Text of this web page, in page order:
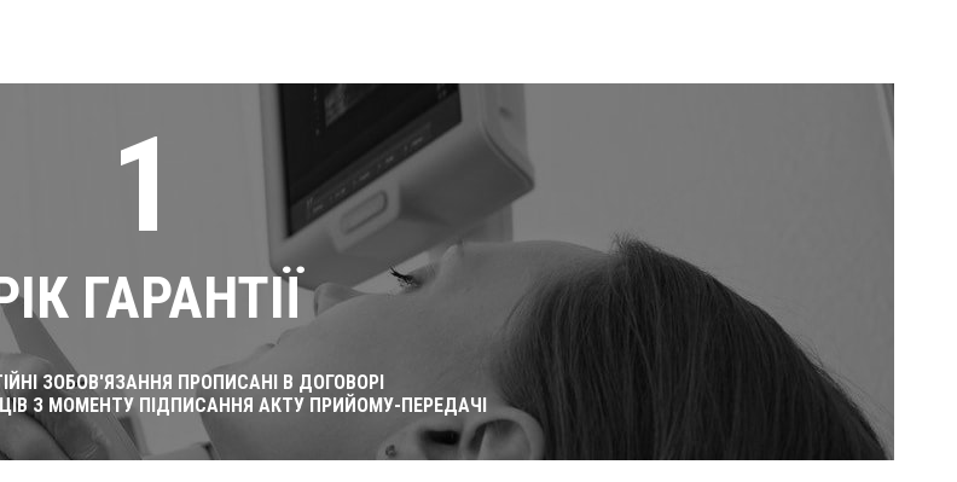
1
ГАРАНТІЇ
ЗОБОВ'ЯЗАННЯ ПРОПИСАНІ В ДОГОВОРІ
З МОМЕНТУ ПІДПИСАННЯ АКТУ ПРИЙОМУ-ПЕРЕДАЧІ